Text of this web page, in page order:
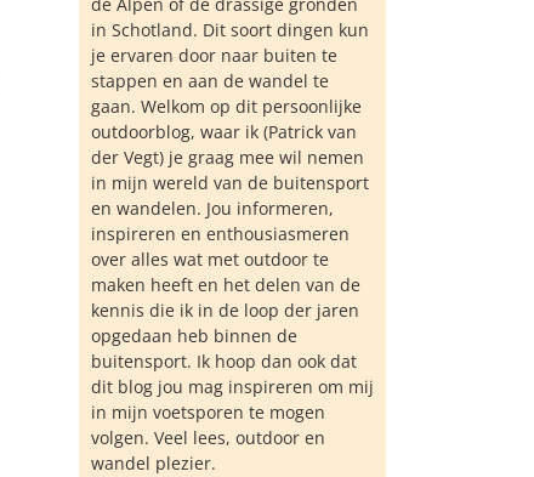
in Schotland. Dit soort dingen kun
je ervaren door naar buiten te
stappen en aan de wandel te
gaan. Welkom op dit persoonlijke
outdoorblog, waar ik (Patrick van
der Vegt) je graag mee wil nemen
in mijn wereld van de buitensport
en wandelen. Jou informeren,
inspireren en enthousiasmeren
over alles wat met outdoor te
maken heeft en het delen van de
kennis die ik in de loop der jaren
opgedaan heb binnen de
buitensport. Ik hoop dan ook dat
dit blog jou mag inspireren om mij
in mijn voetsporen te mogen
volgen. Veel lees, outdoor en
wandel plezier.